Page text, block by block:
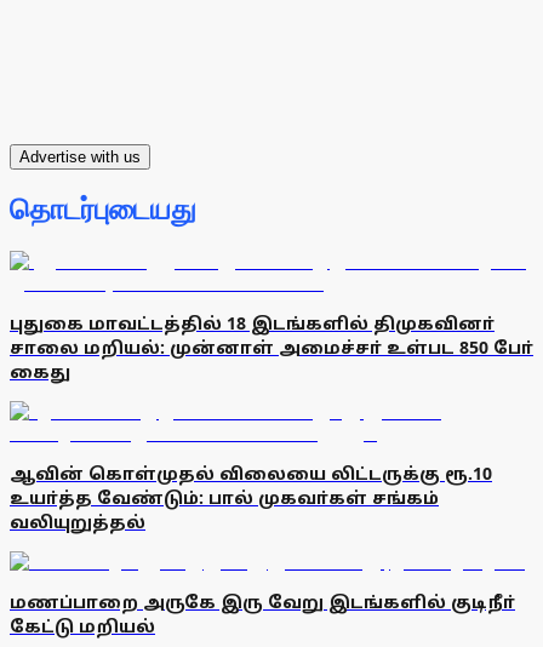
Advertise with us
தொடர்புடையது
புதுகை மாவட்டத்தில் 18 இடங்களில் திமுகவினா்
சாலை மறியல்: முன்னாள் அமைச்சா் உள்பட 850 போ்
கைது
ஆவின் கொள்முதல் விலையை லிட்டருக்கு ரூ.10
உயா்த்த வேண்டும்: பால் முகவா்கள் சங்கம்
வலியுறுத்தல்
மணப்பாறை அருகே இரு வேறு இடங்களில் குடிநீா்
கேட்டு மறியல்